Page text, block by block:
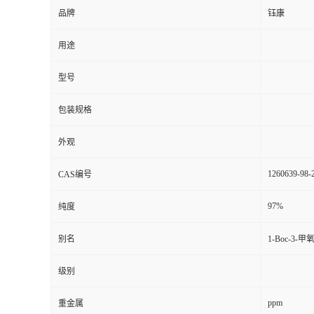
品牌 钰康
用途
型号
包装规格
外观
CAS编号 1260639-98-
纯度 97%
别名 1-Boc-3-甲
级别
重金属 ppm